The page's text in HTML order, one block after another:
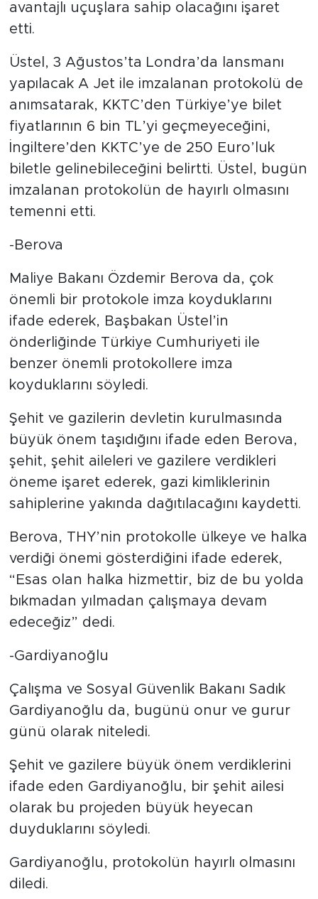
avantajlı uçuşlara sahip olacağını işaret
etti.
Üstel, 3 Ağustos’ta Londra’da lansmanı
yapılacak A Jet ile imzalanan protokolü de
anımsatarak, KKTC’den Türkiye’ye bilet
fiyatlarının 6 bin TL’yi geçmeyeceğini,
İngiltere’den KKTC’ye de 250 Euro’luk
biletle gelinebileceğini belirtti. Üstel, bugün
imzalanan protokolün de hayırlı olmasını
temenni etti.
-Berova
Maliye Bakanı Özdemir Berova da, çok
önemli bir protokole imza koyduklarını
ifade ederek, Başbakan Üstel’in
önderliğinde Türkiye Cumhuriyeti ile
benzer önemli protokollere imza
koyduklarını söyledi.
Şehit ve gazilerin devletin kurulmasında
büyük önem taşıdığını ifade eden Berova,
şehit, şehit aileleri ve gazilere verdikleri
öneme işaret ederek, gazi kimliklerinin
sahiplerine yakında dağıtılacağını kaydetti.
Berova, THY’nin protokolle ülkeye ve halka
verdiği önemi gösterdiğini ifade ederek,
“Esas olan halka hizmettir, biz de bu yolda
bıkmadan yılmadan çalışmaya devam
edeceğiz” dedi.
-Gardiyanoğlu
Çalışma ve Sosyal Güvenlik Bakanı Sadık
Gardiyanoğlu da, bugünü onur ve gurur
günü olarak niteledi.
Şehit ve gazilere büyük önem verdiklerini
ifade eden Gardiyanoğlu, bir şehit ailesi
olarak bu projeden büyük heyecan
duyduklarını söyledi.
Gardiyanoğlu, protokolün hayırlı olmasını
diledi.